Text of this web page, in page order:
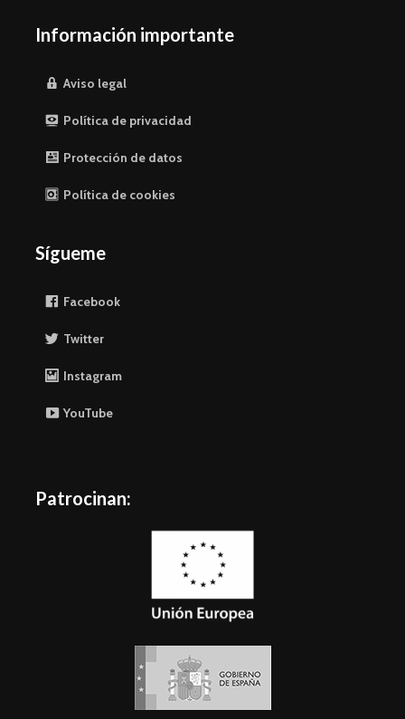
Información importante
Aviso legal
Política de privacidad
Protección de datos
Política de cookies
Sígueme
Facebook
Twitter
Instagram
YouTube
Patrocinan: